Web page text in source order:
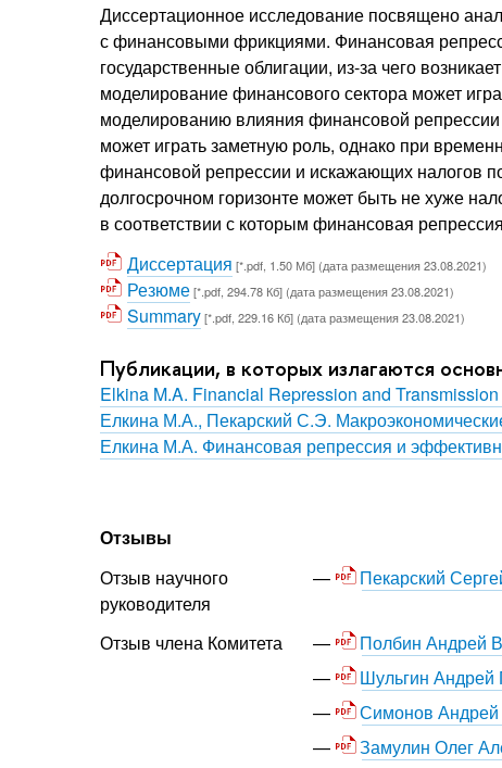
Диссертационное исследование посвящено
с финансовыми фрикциями. Финансовая
государственные облигации, из-за чего
моделирование финансового сектора может
моделированию влияния финансовой
может играть заметную роль, однако при
финансовой репрессии и искажающих налогов
долгосрочном горизонте может быть не хуже
в соответствии с которым финансовая
Диссертация [*.pdf, 1.50 Мб] (дата размещения 23.08.2021)
Резюме[*.pdf, 294.78 Кб] (дата размещения 23.08.2021)
Summary[*.pdf, 229.16 Кб] (дата размещения 23.08.2021)
Публикации, в которых излагаются
Elkina M.A. Financial Repression and
Елкина М.А., Пекарский С.Э.
Елкина М.А. Финансовая репрессия и
Отзывы
Отзыв научного
руководителя
Пекарский
Отзыв члена Комитета Полбин Андрей
Шульгин Андрей
Симонов
Замулин Олег